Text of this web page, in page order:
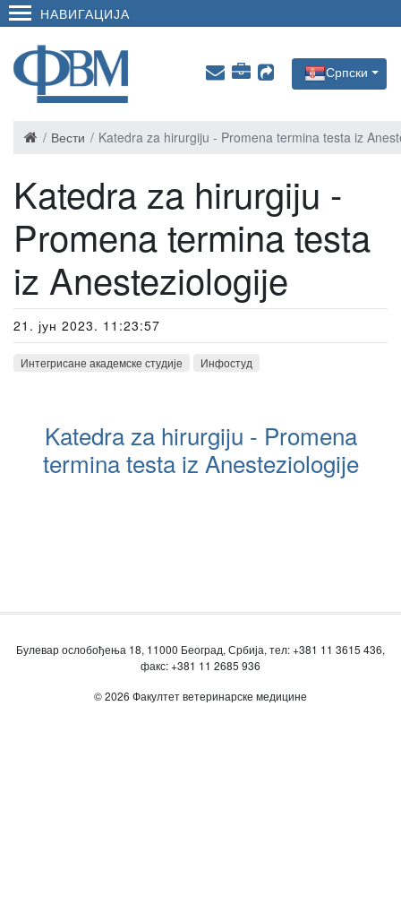
НАВИГАЦИЈА
Српски
Вести Katedra za hirurgiju - Promena termina testa iz
Katedra za hirurgiju -
Promena termina testa
iz Anesteziologije
21. јун 2023. 11:23:57
Интегрисане академске студије Инфостуд
Katedra za hirurgiju - Promena
termina testa iz Anesteziologije
Булевар ослобођења 18, 11000 Београд, Србија, тел: +381 11 3615 436,
факс: +381 11 2685 936
© 2026 Факултет ветеринарске медицине